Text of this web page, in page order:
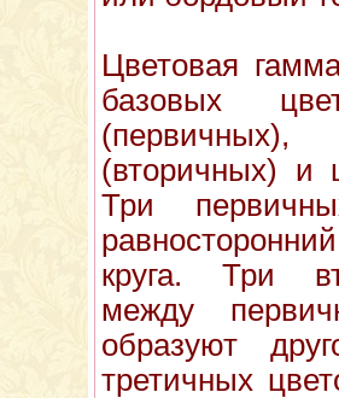
Цветовая
базовых
(вторичных) и
Три
круга. Три
между
образуют
третичных